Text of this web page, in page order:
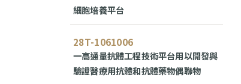
細胞培養平台
28T-1061006
一高通量抗體工程技術平台用以開發與
驗證醫療用抗體和抗體藥物偶聯物